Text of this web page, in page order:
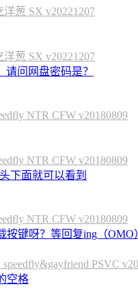
葱 SX v20221207
葱 SX v20221207
问网盘密码是？
NTR CFW v20180809
NTR CFW v20180809
下面就可以看到
NTR CFW v20180809
键呀？等回复ing（OMO
PSVC
空格